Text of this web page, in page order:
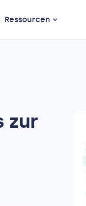
Ressourcen
zur